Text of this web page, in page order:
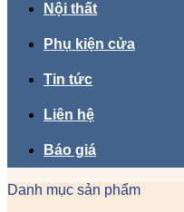
Nội thất
Phụ kiện cửa
Tin tức
Liên hệ
Báo giá
Danh mục sản phẩm